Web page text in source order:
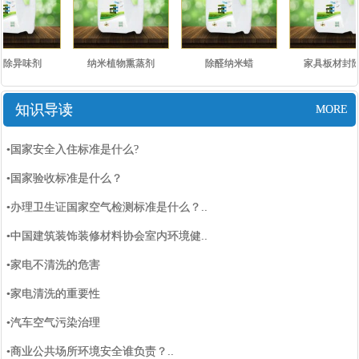
异味剂 纳米植物熏蒸剂 除醛纳米蜡 家具板材封除
知识导读 MORE
•国家安全入住标准是什么?
•国家验收标准是什么？
•办理卫生证国家空气检测标准是什么？..
•中国建筑装饰装修材料协会室内环境健..
•家电不清洗的危害
•家电清洗的重要性
•汽车空气污染治理
•商业公共场所环境安全谁负责？..